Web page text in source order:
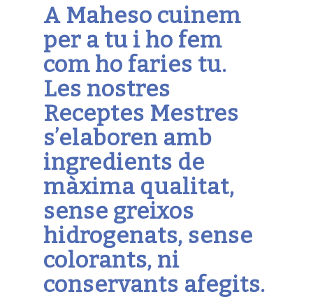
A Maheso cuinem
per a tu i ho fem
com ho faries tu.
Les nostres
Receptes Mestres
s’elaboren amb
ingredients de
màxima qualitat,
sense greixos
hidrogenats, sense
colorants, ni
conservants afegits.